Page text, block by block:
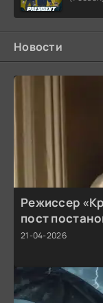
Новости
Режиссер
пост
21-04-2026